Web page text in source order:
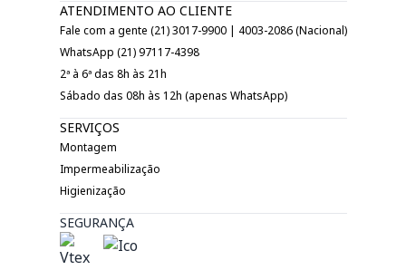
ATENDIMENTO AO CLIENTE
Fale com a gente (21) 3017-9900 | 4003-2086 (Nacional)
WhatsApp (21) 97117-4398
2ª à 6ª das 8h às 21h
Sábado das 08h às 12h (apenas WhatsApp)
SERVIÇOS
Montagem
Impermeabilização
Higienização
SEGURANÇA